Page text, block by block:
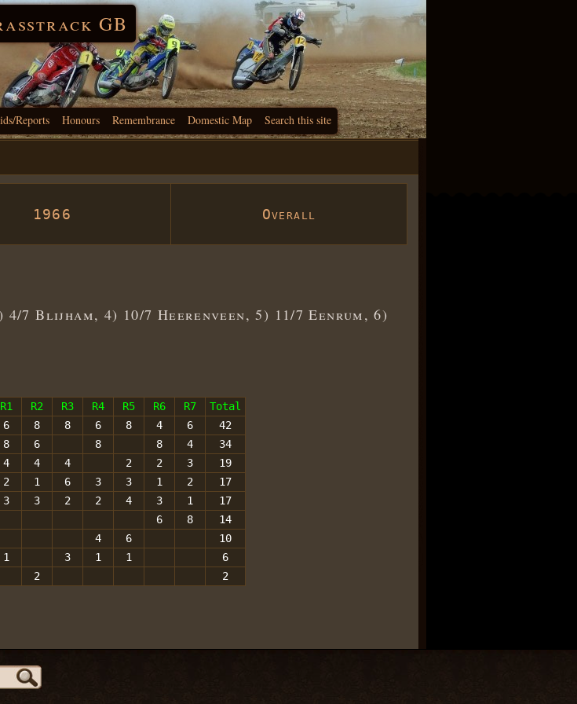
GB
Reports Honours Remembrance Domestic Map Search this site
1966 Overall
7 Blijham, 4) 10/7 Heerenveen, 5) 11/7 Eenrum, 6)
R1 R2 R3 R4 R5 R6 R7
Total
6 8 8 6 8 4 6
42
8 6 8 8 4
34
4 4 4 2 2 3
19
2 1 6 3 3 1 2
17
3 3 2 2 4 3 1
17
6 8
14
4 6
10
1 3 1 1
6
2 2